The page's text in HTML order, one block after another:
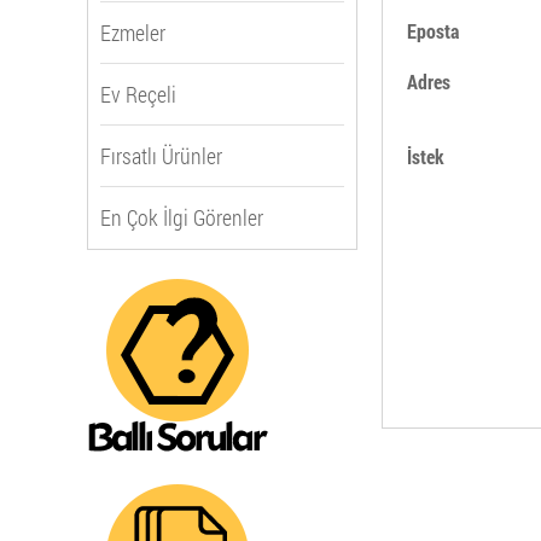
Ezmeler
Ev Reçeli
Fırsatlı Ürünler
En Çok İlgi Görenler
Eposta
Adres
İstek